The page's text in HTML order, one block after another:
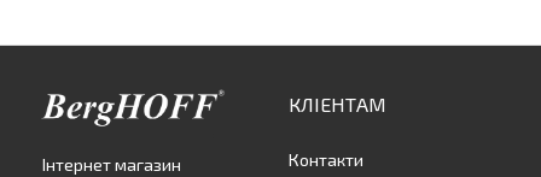
Інтернет магазин
КЛІЕНТАМ
Контакти